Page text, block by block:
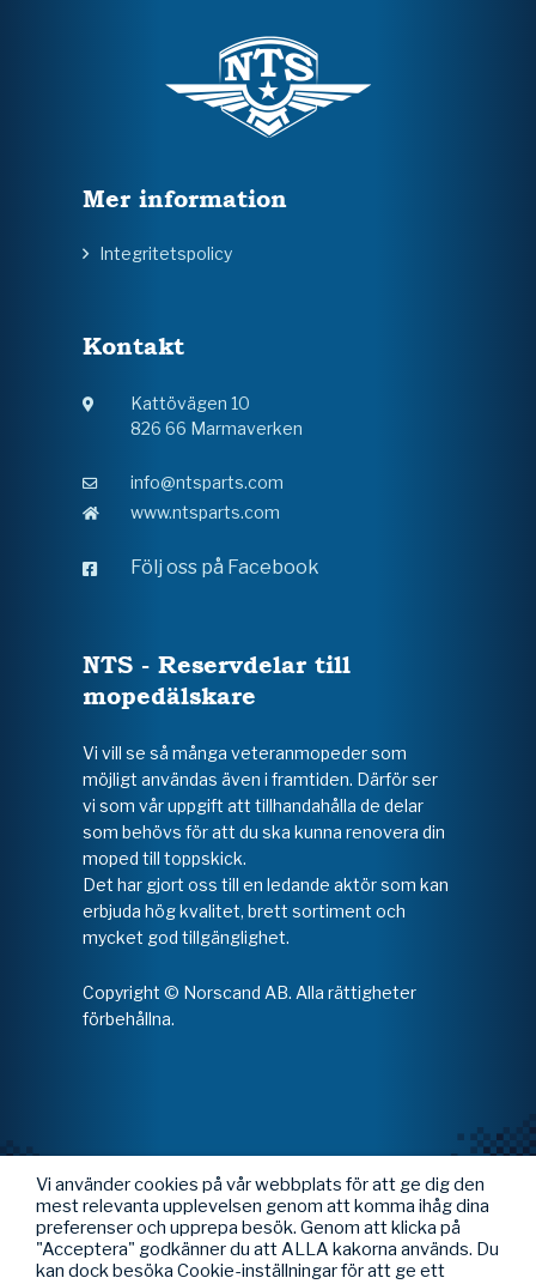
Mer information
Integritetspolicy
Kontakt
Kattövägen 10
826 66 Marmaverken
info@ntsparts.com
www.ntsparts.com
Följ oss på Facebook
NTS - Reservdelar till
mopedälskare
Vi vill se så många veteranmopeder som
möjligt användas även i framtiden. Därför ser
vi som vår uppgift att tillhandahålla de delar
som behövs för att du ska kunna renovera din
moped till toppskick.
Det har gjort oss till en ledande aktör som kan
erbjuda hög kvalitet, brett sortiment och
mycket god tillgänglighet.
Copyright © Norscand AB. Alla rättigheter
förbehållna.
Vi använder cookies på vår webbplats för att ge dig den
mest relevanta upplevelsen genom att komma ihåg dina
preferenser och upprepa besök. Genom att klicka på
"Acceptera" godkänner du att ALLA kakorna används. Du
kan dock besöka Cookie-inställningar för att ge ett